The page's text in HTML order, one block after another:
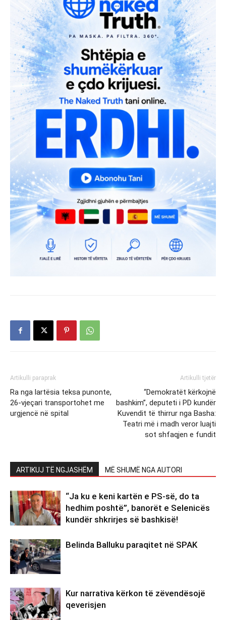
Artikulli paraprak
Ra nga lartësia teksa punonte,
26-vjeçari transportohet me
urgjencë në spital
Artikulli tjetër
“Demokratët kërkojnë
bashkim”, deputeti i PD kundër
Kuvendit të thirrur nga Basha:
Teatri më i madh veror luajti
sot shfaqjen e fundit
ARTIKUJ TË NGJASHËM MË SHUMË NGA AUTORI
“Ja ku e keni kartën e PS-së, do ta
hedhim poshtë”, banorët e Selenicës
kundër shkrirjes së bashkisë!
Belinda Balluku paraqitet në SPAK
Kur narrativa kërkon të zëvendësojë
qeverisjen